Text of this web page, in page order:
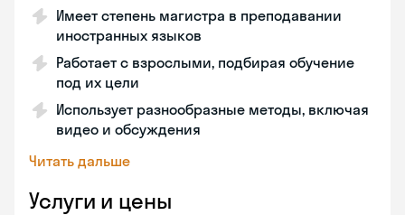
Имеет степень магистра в преподавании
иностранных языков
Работает с взрослыми, подбирая обучение
под их цели
Использует разнообразные методы, включая
видео и обсуждения
Читать дальше
Услуги и цены